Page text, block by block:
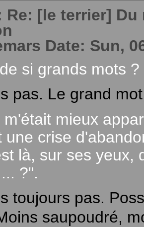
Re: [le terrier]
Date: Sun,
si grands mots ?
pas. Le grand
m'était mieux
une crise
là, sur ses yeux,
?".
toujours pas.
saupoudré,